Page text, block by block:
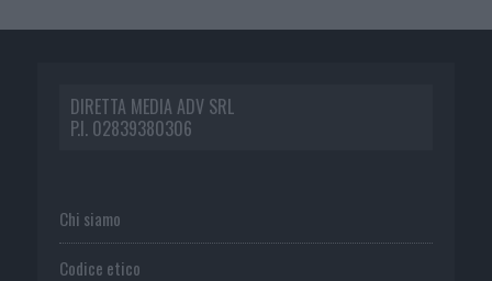
DIRETTA MEDIA ADV SRL
P.I. 02839380306
Chi siamo
Codice etico